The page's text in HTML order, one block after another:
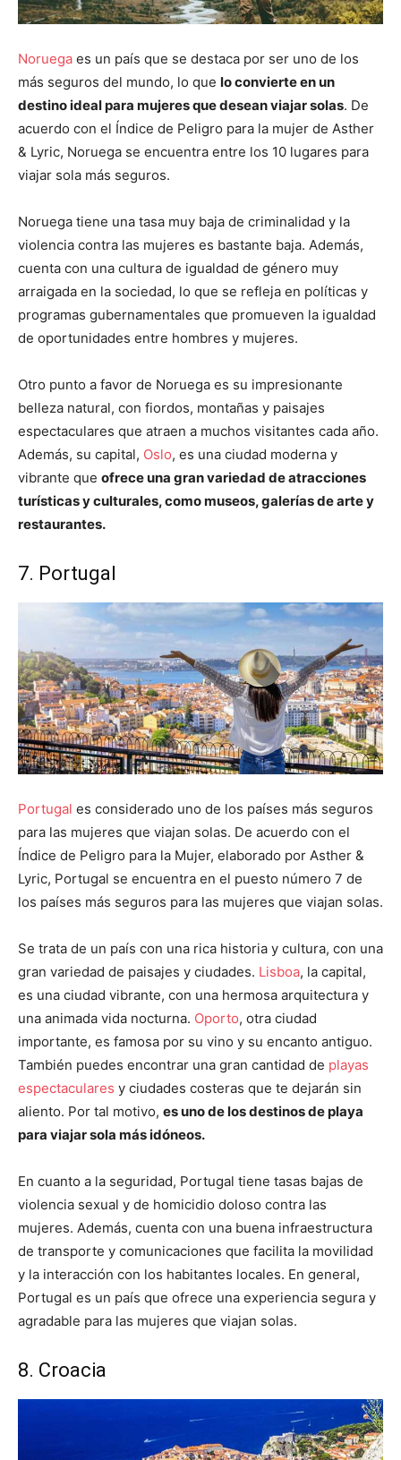
Noruega es un país que se destaca por ser uno de los
más seguros del mundo, lo que lo convierte en un
destino ideal para mujeres que desean viajar solas. De
acuerdo con el Índice de Peligro para la mujer de Asther
& Lyric, Noruega se encuentra entre los 10 lugares para
viajar sola más seguros.
Noruega tiene una tasa muy baja de criminalidad y la
violencia contra las mujeres es bastante baja. Además,
cuenta con una cultura de igualdad de género muy
arraigada en la sociedad, lo que se refleja en políticas y
programas gubernamentales que promueven la igualdad
de oportunidades entre hombres y mujeres.
Otro punto a favor de Noruega es su impresionante
belleza natural, con fiordos, montañas y paisajes
espectaculares que atraen a muchos visitantes cada año.
Además, su capital, Oslo, es una ciudad moderna y
vibrante que ofrece una gran variedad de atracciones
turísticas y culturales, como museos, galerías de arte y
restaurantes.
7. Portugal
Portugal es considerado uno de los países más seguros
para las mujeres que viajan solas. De acuerdo con el
Índice de Peligro para la Mujer, elaborado por Asther &
Lyric, Portugal se encuentra en el puesto número 7 de
los países más seguros para las mujeres que viajan solas.
Se trata de un país con una rica historia y cultura, con una
gran variedad de paisajes y ciudades. Lisboa, la capital,
es una ciudad vibrante, con una hermosa arquitectura y
una animada vida nocturna. Oporto, otra ciudad
importante, es famosa por su vino y su encanto antiguo.
También puedes encontrar una gran cantidad de playas
espectaculares y ciudades costeras que te dejarán sin
aliento. Por tal motivo, es uno de los destinos de playa
para viajar sola más idóneos.
En cuanto a la seguridad, Portugal tiene tasas bajas de
violencia sexual y de homicidio doloso contra las
mujeres. Además, cuenta con una buena infraestructura
de transporte y comunicaciones que facilita la movilidad
y la interacción con los habitantes locales. En general,
Portugal es un país que ofrece una experiencia segura y
agradable para las mujeres que viajan solas.
8. Croacia